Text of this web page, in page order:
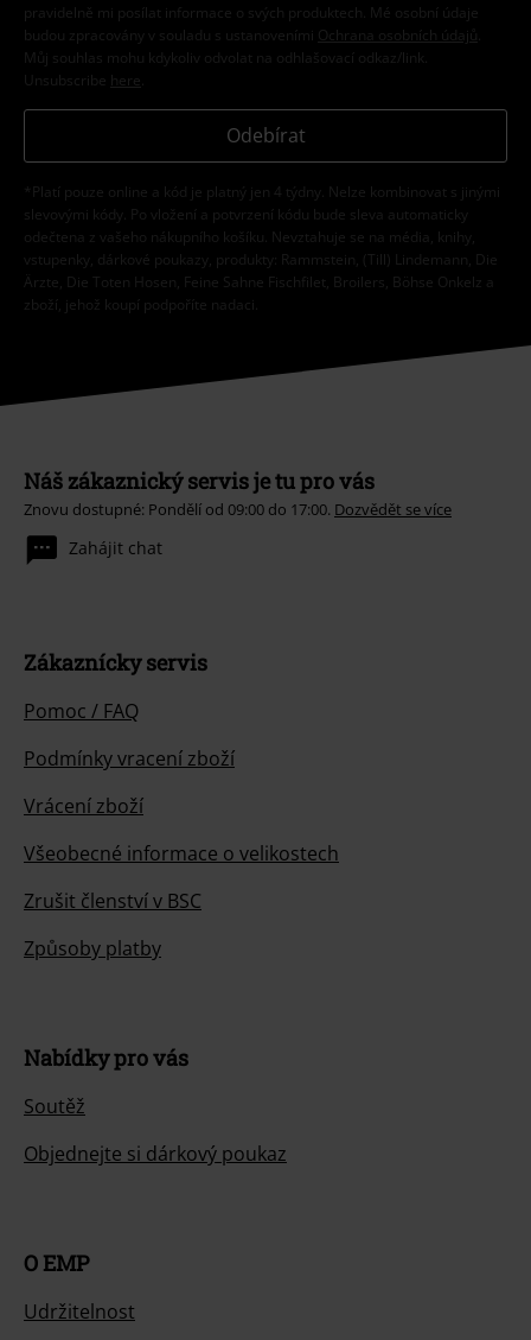
pravidelně mi posílat informace o svých produktech. Mé osobní údaje
budou zpracovány v souladu s ustanoveními
Ochrana osobních údajů
Můj souhlas mohu kdykoliv odvolat na odhlašovací odkaz/link.
Unsubscribe here
Odebírat
*Platí pouze online a kód je platný jen 4 týdny. Nelze kombinovat s jinými
slevovými kódy. Po vložení a potvrzení kódu bude sleva automaticky
odečtena z vašeho nákupního košíku. Nevztahuje se na média, knihy,
vstupenky, dárkové poukazy, produkty: Rammstein, (Till) Lindemann, Die
Ärzte, Die Toten Hosen, Feine Sahne Fischfilet, Broilers, Böhse Onkelz a
zboží, jehož koupí podpoříte nadaci.
Náš zákaznický servis je tu pro vás
Znovu dostupné: Pondělí od 09:00 do 17:00. Dozvědět se více
Zahájit chat
Zákaznícky servis
Pomoc / FAQ
Podmínky vracení zboží
Vrácení zboží
Všeobecné informace o velikostech
Zrušit členství v BSC
Způsoby platby
Nabídky pro vás
Soutěž
Objednejte si dárkový poukaz
O EMP
Udržitelnost